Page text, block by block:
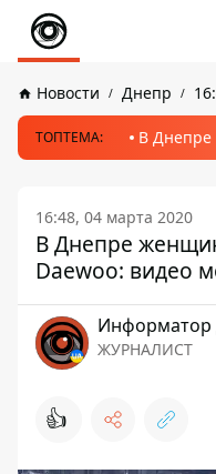
Новости Днепр
ТОПТЕМА: В Днепре
16:48, 04 марта 2020
В Днепре
Daewoo: видео
Информатор
ЖУРНАЛИСТ
👍